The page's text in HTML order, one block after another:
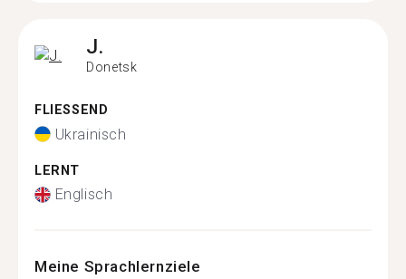
J.
Donetsk
FLIESSEND
Ukrainisch
LERNT
Englisch
Meine Sprachlernziele